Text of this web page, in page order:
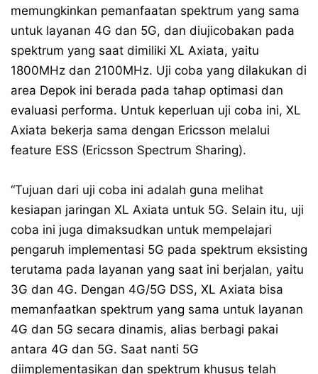
memungkinkan pemanfaatan spektrum yang sama
untuk layanan 4G dan 5G, dan diujicobakan pada
spektrum yang saat dimiliki XL Axiata, yaitu
1800MHz dan 2100MHz. Uji coba yang dilakukan di
area Depok ini berada pada tahap optimasi dan
evaluasi performa. Untuk keperluan uji coba ini, XL
Axiata bekerja sama dengan Ericsson melalui
feature ESS (Ericsson Spectrum Sharing).
“Tujuan dari uji coba ini adalah guna melihat
kesiapan jaringan XL Axiata untuk 5G. Selain itu, uji
coba ini juga dimaksudkan untuk mempelajari
pengaruh implementasi 5G pada spektrum eksisting
terutama pada layanan yang saat ini berjalan, yaitu
3G dan 4G. Dengan 4G/5G DSS, XL Axiata bisa
memanfaatkan spektrum yang sama untuk layanan
4G dan 5G secara dinamis, alias berbagi pakai
antara 4G dan 5G. Saat nanti 5G
diimplementasikan dan spektrum khusus telah